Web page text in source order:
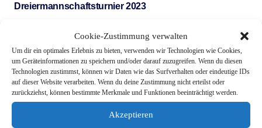
Cookie-Zustimmung verwalten
Um dir ein optimales Erlebnis zu bieten, verwenden wir Technologien wie Cookies,
um Geräteinformationen zu speichern und/oder darauf zuzugreifen. Wenn du diesen
Technologien zustimmst, können wir Daten wie das Surfverhalten oder eindeutige IDs
auf dieser Website verarbeiten. Wenn du deine Zustimmung nicht erteilst oder
zurückziehst, können bestimmte Merkmale und Funktionen beeinträchtigt werden.
Akzeptieren
Dreiermannschaftsturnier 2023